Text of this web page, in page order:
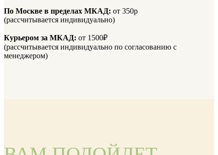
По Москве в пределах МКАД: от 350р
(рассчитывается индивидуально)
Курьером за МКАД: от 1500₽
(рассчитывается индивидуально по согласованию с
менеджером)